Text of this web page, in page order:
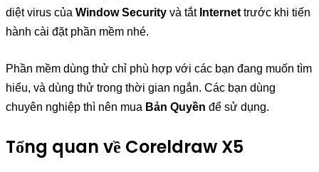
diệt virus của Window Security và tắt Internet trước khi tiến
hành cài đặt phần mềm nhé.
Phần mềm dùng thử chỉ phù hợp với các bạn đang muốn tìm
hiểu, và dùng thử trong thời gian ngắn. Các bạn dùng
chuyên nghiệp thì nên mua Bản Quyền để sử dụng.
Tổng quan về Coreldraw X5